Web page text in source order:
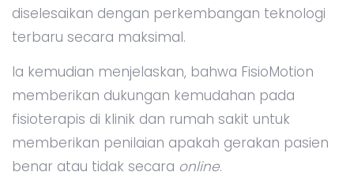
diselesaikan dengan perkembangan teknologi
terbaru secara maksimal.
Ia kemudian menjelaskan, bahwa FisioMotion
memberikan dukungan kemudahan pada
fisioterapis di klinik dan rumah sakit untuk
memberikan penilaian apakah gerakan pasien
benar atau tidak secara online.